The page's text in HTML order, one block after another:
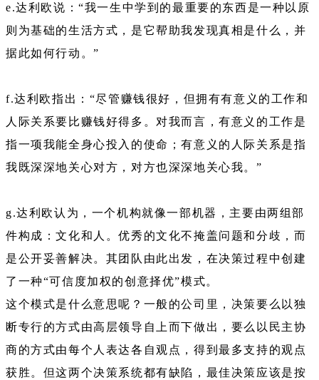
e.达利欧说：“我一生中学到的最重要的东西是一种以原
则为基础的生活方式，是它帮助我发现真相是什么，并
据此如何行动。”
f.达利欧指出：“尽管赚钱很好，但拥有有意义的工作和
人际关系要比赚钱好得多。对我而言，有意义的工作是
指一项我能全身心投入的使命；有意义的人际关系是指
我既深深地关心对方，对方也深深地关心我。”
g.达利欧认为，一个机构就像一部机器，主要由两组部
件构成：文化和人。优秀的文化不掩盖问题和分歧，而
是公开妥善解决。其团队由此出发，在决策过程中创建
了一种“可信度加权的创意择优”模式。
这个模式是什么意思呢？一般的公司里，决策要么以独
断专行的方式由高层领导自上而下做出，要么以民主协
商的方式由每个人表达各自观点，得到最多支持的观点
获胜。但这两个决策系统都有缺陷，最佳决策应该是按